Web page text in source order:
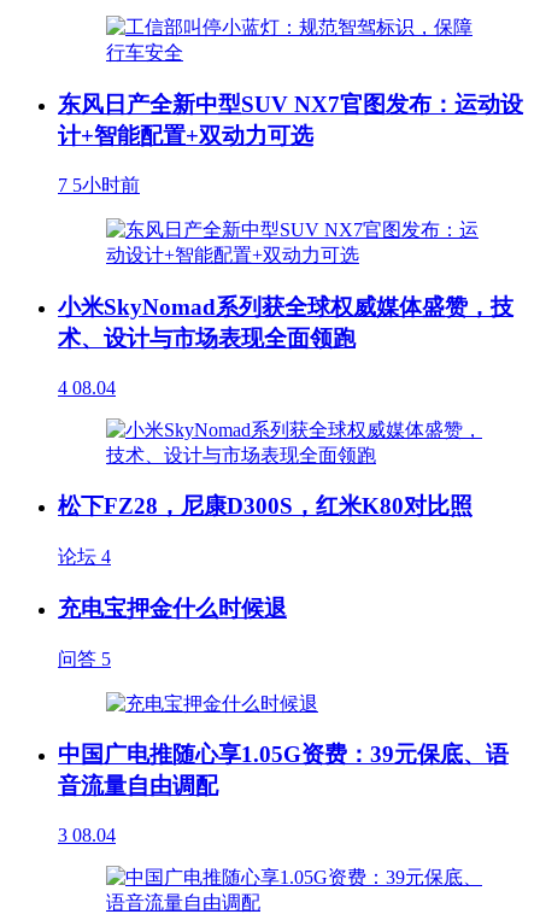
东风日产全新中型SUV NX7官图发布：运动设
计+智能配置+双动力可选
7 5小时前
小米SkyNomad系列获全球权威媒体盛赞，技
术、设计与市场表现全面领跑
4 08.04
松下FZ28，尼康D300S，红米K80对比照
论坛 4
充电宝押金什么时候退
问答 5
中国广电推随心享1.05G资费：39元保底、语
音流量自由调配
3 08.04